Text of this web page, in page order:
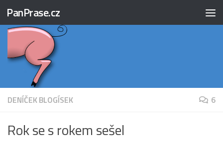
Skip to content
PanPrase.cz
DENÍČEK BLOGÍSEK 6
Rok se s rokem sešel